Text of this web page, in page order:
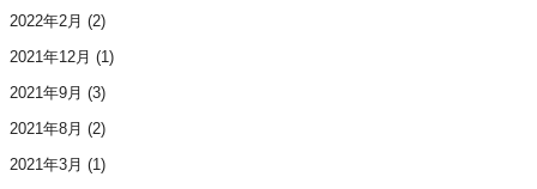
2022年2月 (2)
2021年12月 (1)
2021年9月 (3)
2021年8月 (2)
2021年3月 (1)